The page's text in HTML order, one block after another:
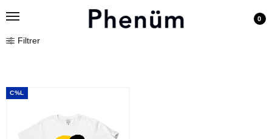
0
Filtrer
C%L